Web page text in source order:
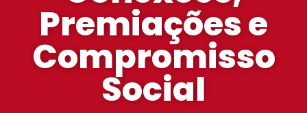
Premiações e
Compromisso
Social